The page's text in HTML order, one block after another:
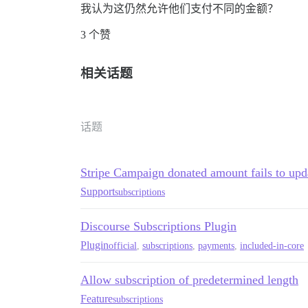
我认为这仍然允许他们支付不同的金额？
3 个赞
相关话题
话题
Stripe Campaign donated amount fails to
Supportsubscriptions
Discourse Subscriptions Plugin
Pluginofficial subscriptions payments included-in-core
Allow subscription of predetermined length
Featuresubscriptions